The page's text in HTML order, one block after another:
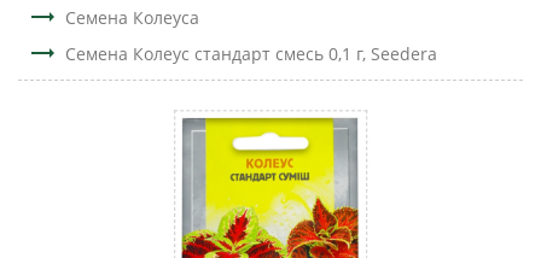
trending_flat Семена Колеуса
trending_flat Семена Колеус стандарт смесь 0,1 г, Seedera